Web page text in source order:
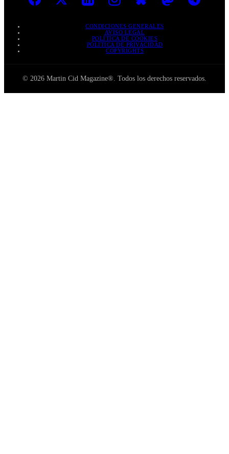
CONDICIONES GENERALES
AVISO LEGAL
POLÍTICA DE COOKIES
POLÍTICA DE PRIVACIDAD
COPYRIGHTS
© 2026 Martin Cid Magazine®. Todos los derechos reservados.